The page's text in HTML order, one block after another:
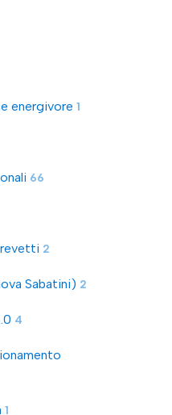
energivore 1
66
2
Sabatini) 2
4
1